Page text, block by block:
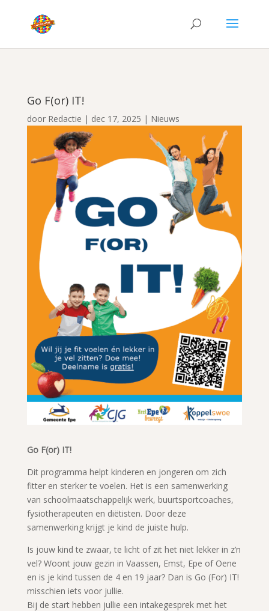
Go F(or) IT!
door Redactie | dec 17, 2025 | Nieuws
Go F(or) IT!
Dit programma helpt kinderen en jongeren om zich
fitter en sterker te voelen. Het is een samenwerking
van schoolmaatschappelijk werk, buurtsportcoaches,
fysiotherapeuten en diëtisten. Door deze
samenwerking krijgt je kind de juiste hulp.
Is jouw kind te zwaar, te licht of zit het niet lekker in z’n
vel? Woont jouw gezin in Vaassen, Emst, Epe of Oene
en is je kind tussen de 4 en 19 jaar? Dan is Go (For) IT!
misschien iets voor jullie.
Bij de start hebben jullie een intakegesprek met het